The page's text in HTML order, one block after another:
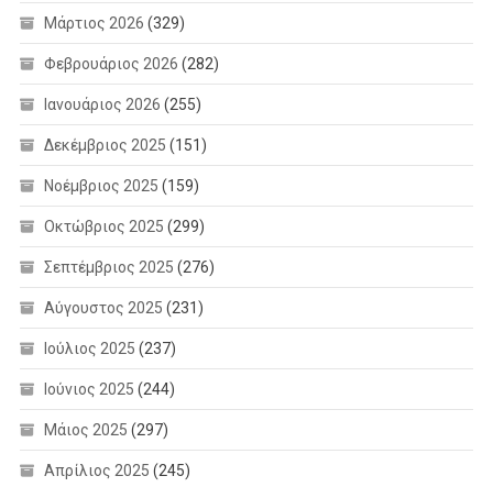
Μάρτιος 2026 (329)
Φεβρουάριος 2026 (282)
Ιανουάριος 2026 (255)
Δεκέμβριος 2025 (151)
Νοέμβριος 2025 (159)
Οκτώβριος 2025 (299)
Σεπτέμβριος 2025 (276)
Αύγουστος 2025 (231)
Ιούλιος 2025 (237)
Ιούνιος 2025 (244)
Μάιος 2025 (297)
Απρίλιος 2025 (245)